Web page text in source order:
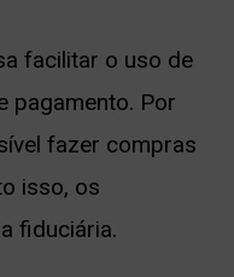
facilitar o uso de
pagamento. Por
fazer compras
isso, os
fiduciária.